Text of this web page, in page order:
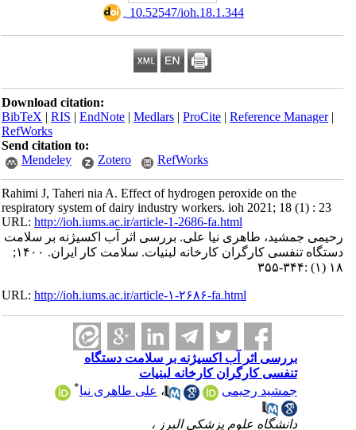
‎ 10.52547/ioh.18.1.344
Download citation:
BibTeX|RIS|EndNote|Medlars|ProCite|Reference Manager
RefWorks
Send citation to:
Mendeley
Zotero RefWorks
Rahimi J, Taheri nia A. Effect of hydrogen peroxide on the
respiratory system of dairy industry workers. ioh 2021; 18 (1) : 23
URL:http://ioh.iums.ac.ir/article-1-2686-fa.html
رحیمی جمشید، طاهری نیا علی. بررسی اثر آب اکسیژنه بر سلامت
دستگاه تنفسی کارگران کارخانه لبنیات. سلامت كار ايران. ۱۴۰۰;
۱۸ (۱) :۳۴۴-۳۵۵
URL:http://ioh.iums.ac.ir/article-۱-۲۶۸۶-fa.html
بررسی اثر آب اکسیژنه بر سلامت دستگاه
تنفسی کارگران کارخانه لبنیات
جمشید رحیمی
،علی طاهری نیا*
دانشگاه علوم پزشکی البرز ،